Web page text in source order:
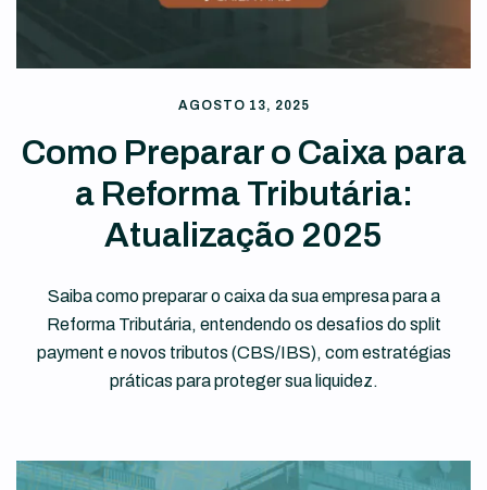
AGOSTO 13, 2025
Como Preparar o Caixa para
a Reforma Tributária:
Atualização 2025
Saiba como preparar o caixa da sua empresa para a
Reforma Tributária, entendendo os desafios do split
payment e novos tributos (CBS/IBS), com estratégias
práticas para proteger sua liquidez.